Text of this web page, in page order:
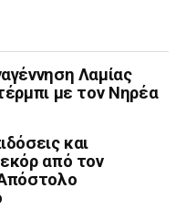
Λαμίας
με τον Νηρέα
και
από τον